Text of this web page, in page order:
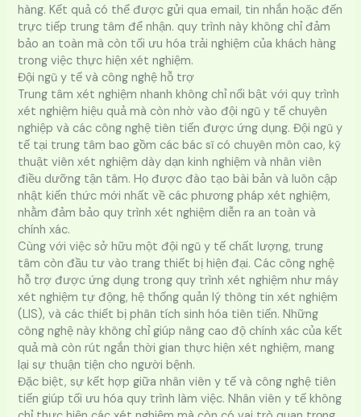
hàng. Kết quả có thể được gửi qua email, tin nhắn hoặc đến
trực tiếp trung tâm để nhận. quy trình này không chỉ đảm
bảo an toàn mà còn tối ưu hóa trải nghiệm của khách hàng
trong việc thực hiện xét nghiệm.
Đội ngũ y tế và công nghệ hỗ trợ
Trung tâm xét nghiệm nhanh không chỉ nổi bật với quy trình
xét nghiệm hiệu quả mà còn nhờ vào đội ngũ y tế chuyên
nghiệp và các công nghệ tiên tiến được ứng dụng. Đội ngũ y
tế tại trung tâm bao gồm các bác sĩ có chuyên môn cao, kỹ
thuật viên xét nghiệm dày dạn kinh nghiệm và nhân viên
điều dưỡng tận tâm. Họ được đào tạo bài bản và luôn cập
nhật kiến thức mới nhất về các phương pháp xét nghiệm,
nhằm đảm bảo quy trình xét nghiệm diễn ra an toàn và
chính xác.
Cùng với việc sở hữu một đội ngũ y tế chất lượng, trung
tâm còn đầu tư vào trang thiết bị hiện đại. Các công nghệ
hỗ trợ được ứng dụng trong quy trình xét nghiệm như máy
xét nghiệm tự động, hệ thống quản lý thông tin xét nghiệm
(LIS), và các thiết bị phân tích sinh hóa tiên tiến. Những
công nghệ này không chỉ giúp nâng cao độ chính xác của kết
quả mà còn rút ngắn thời gian thực hiện xét nghiệm, mang
lại sự thuận tiện cho người bệnh.
Đặc biệt, sự kết hợp giữa nhân viên y tế và công nghệ tiên
tiến giúp tối ưu hóa quy trình làm việc. Nhân viên y tế không